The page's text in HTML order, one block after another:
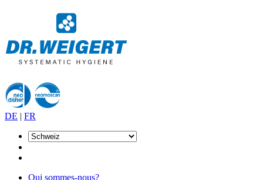
DE | FR
Qui sommes-nous?